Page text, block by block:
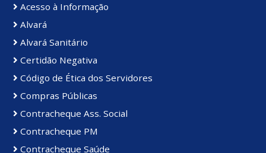
Acesso à Informação
Alvará
Alvará Sanitário
Certidão Negativa
Código de Ética dos Servidores
Compras Públicas
Contracheque Ass. Social
Contracheque PM
Contracheque Saúde